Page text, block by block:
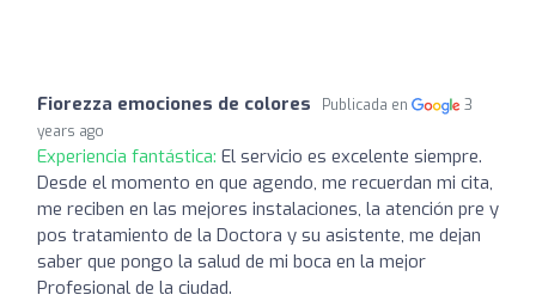
Fiorezza emociones de colores Publicada en
3
years ago
Experiencia fantástica: El servicio es excelente siempre.
Desde el momento en que agendo, me recuerdan mi cita,
me reciben en las mejores instalaciones, la atención pre y
pos tratamiento de la Doctora y su asistente, me dejan
saber que pongo la salud de mi boca en la mejor
Profesional de la ciudad.